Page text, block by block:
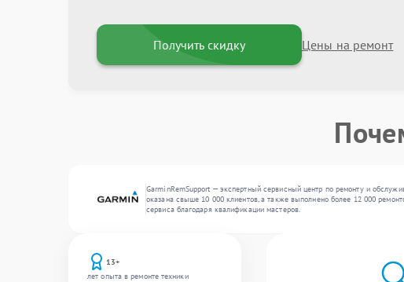
Получить скидку Цены на ремонт
GarminRemSupport — экспертный сервисный центр по ремонту и
оказана свыше 10 000 клиентов, а также выполнено более 12 000
сервиса благодаря квалификации мастеров.
13+
лет опыта в ремонте техники